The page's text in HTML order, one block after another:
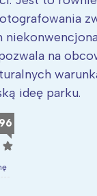
na
ideę parku.
☆